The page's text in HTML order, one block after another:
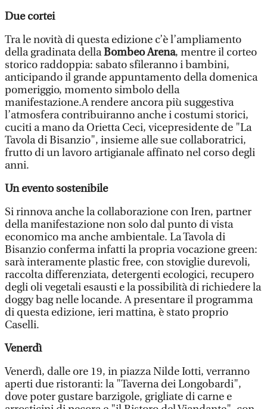
Due cortei
Tra le novità di questa edizione c’è l’ampliamento
della gradinata dellaBombeo Arena, mentre il corteo
storico raddoppia: sabato sfileranno i bambini,
anticipando il grande appuntamento della domenica
pomeriggio, momento simbolo della
manifestazione.A rendere ancora più suggestiva
l’atmosfera contribuiranno anche i costumi storici,
cuciti a mano da Orietta Ceci, vicepresidente de "La
Tavola di Bisanzio", insieme alle sue collaboratrici,
frutto di un lavoro artigianale affinato nel corso degli
anni.
Un evento sostenibile
Si rinnova anche la collaborazione con Iren, partner
della manifestazione non solo dal punto di vista
economico ma anche ambientale. La Tavola di
Bisanzio conferma infatti la propria vocazione green:
sarà interamente plastic free, con stoviglie durevoli,
raccolta differenziata, detergenti ecologici, recupero
degli oli vegetali esausti e la possibilità di richiedere la
doggy bag nelle locande. A presentare il programma
di questa edizione, ieri mattina, è stato proprio
Caselli.
Venerdì
Venerdì, dalle ore 19, in piazza Nilde Iotti, verranno
aperti due ristoranti: la "Taverna dei Longobardi",
dove poter gustare barzigole, grigliate di carne e